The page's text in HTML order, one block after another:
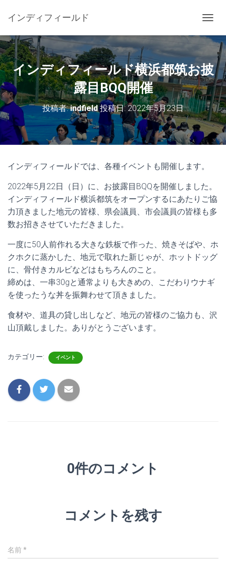
インディフィールド
ビ
ゲ
シ
ョ
ン
を
切
り
替
え
インディフィールド横浜都筑お披
露目BQQ開催
投稿者:indfield投稿日:2022年5月23日
インディフィールドでは、各種イベントも開催します。
2022年5月22日（日）に、お披露目BQQを開催しました。
インディフィールド横浜都筑をオープンするにあたりご協
力頂きました地元の皆様、県会議員、市会議員の皆様も多
数お招きさせていただきました。
一度に50人前作れる大きな鉄板で作った、焼きそばや、ホ
クホクに蒸かした、地元で取れた新じゃが、ホットドッグ
に、骨付きカルビなどはもちろんのこと。
締めは、一串30gと通常よりも大きめの、こだわりウナギ
を使ったうな丼を振舞わせて頂きました。
食材や、道具の貸し出しなど、地元の皆様のご協力も、沢
山頂戴しました。ありがとうございます。
カテゴリー: イベント
0件のコメント
コメントを残す
名前*